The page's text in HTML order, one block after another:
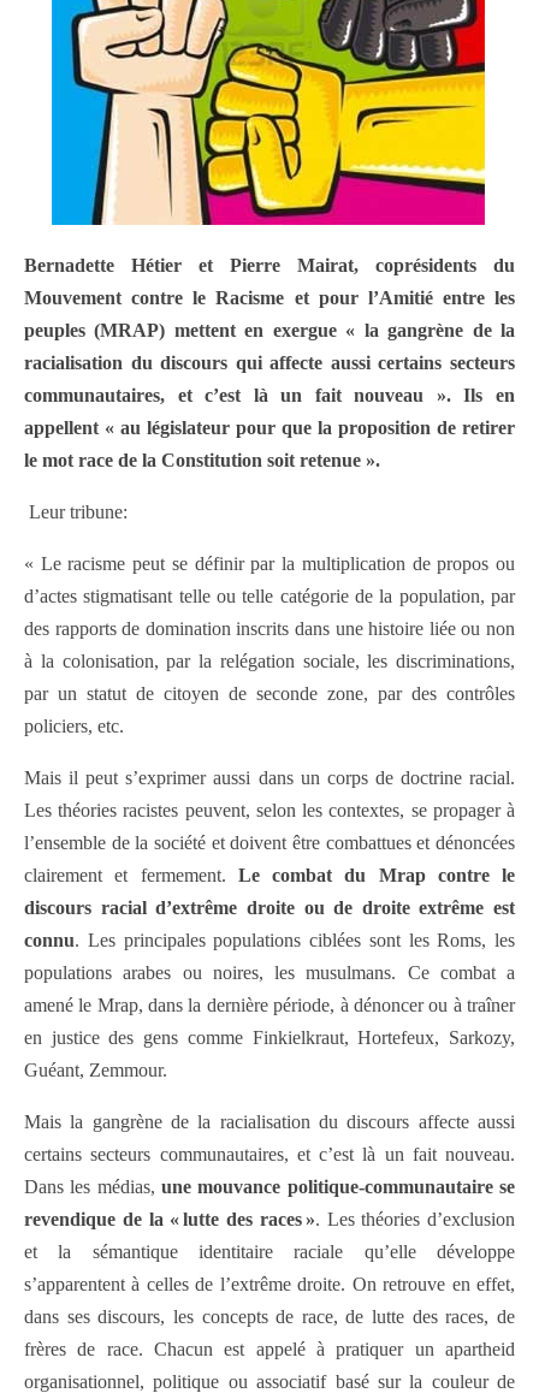
Bernadette Hétier et Pierre Mairat, coprésidents du
Mouvement contre le Racisme et pour l’Amitié entre les
peuples (MRAP) mettent en exergue « la gangrène de la
racialisation du discours qui affecte aussi certains secteurs
communautaires, et c’est là un fait nouveau ». Ils en
appellent « au législateur pour que la proposition de retirer
le mot race de la Constitution soit retenue ».
Leur tribune:
« Le racisme peut se définir par la multiplication de propos ou
d’actes stigmatisant telle ou telle catégorie de la population, par
des rapports de domination inscrits dans une histoire liée ou non
à la colonisation, par la relégation sociale, les discriminations,
par un statut de citoyen de seconde zone, par des contrôles
policiers, etc.
Mais il peut s’exprimer aussi dans un corps de doctrine racial.
Les théories racistes peuvent, selon les contextes, se propager à
l’ensemble de la société et doivent être combattues et dénoncées
clairement et fermement. Le combat du Mrap contre le
discours racial d’extrême droite ou de droite extrême est
connu. Les principales populations ciblées sont les Roms, les
populations arabes ou noires, les musulmans. Ce combat a
amené le Mrap, dans la dernière période, à dénoncer ou à traîner
en justice des gens comme Finkielkraut, Hortefeux, Sarkozy,
Guéant, Zemmour.
Mais la gangrène de la racialisation du discours affecte aussi
certains secteurs communautaires, et c’est là un fait nouveau.
Dans les médias, une mouvance politique-communautaire se
revendique de la « lutte des races ». Les théories d’exclusion
et la sémantique identitaire raciale qu’elle développe
s’apparentent à celles de l’extrême droite. On retrouve en effet,
dans ses discours, les concepts de race, de lutte des races, de
frères de race. Chacun est appelé à pratiquer un apartheid
organisationnel, politique ou associatif basé sur la couleur de